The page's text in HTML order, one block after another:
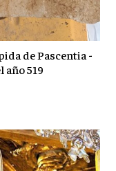
de Pascentia -
519